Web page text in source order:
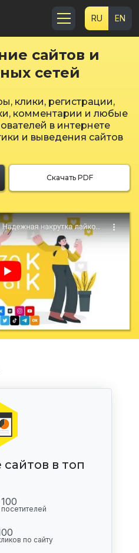
RU EN
сайтов и
сетей
клики, регистрации,
комментарии и любые
в интернете
и выведения сайтов
Скачать PDF
в топ
100
посетителей
по сайту